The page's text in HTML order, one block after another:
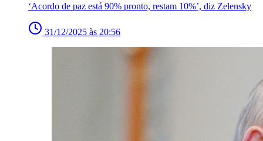
‘Acordo de paz está 90% pronto, restam 10%’, diz Zelensky
31/12/2025 às 20:56